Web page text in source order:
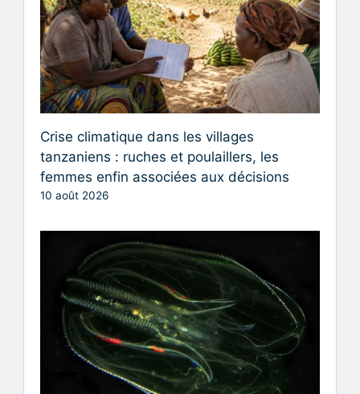
Crise climatique dans les villages
tanzaniens : ruches et poulaillers, les
femmes enfin associées aux décisions
10 août 2026